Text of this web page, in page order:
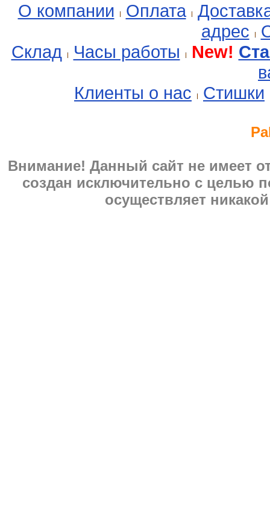
О компании Оплата
адрес
Склад
Часы работы New!
Клиенты о нас
Стишки
Внимание! Данный сайт не имеет
создан исключительно с целью
осуществляет